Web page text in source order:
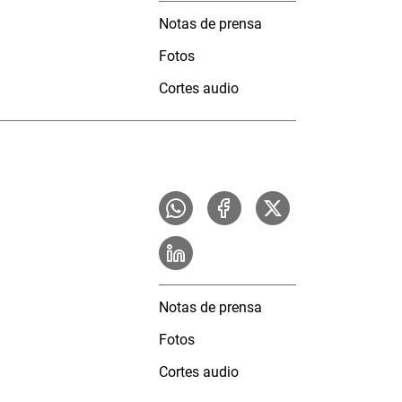
Notas de prensa
Fotos
Cortes audio
Notas de prensa
Fotos
Cortes audio